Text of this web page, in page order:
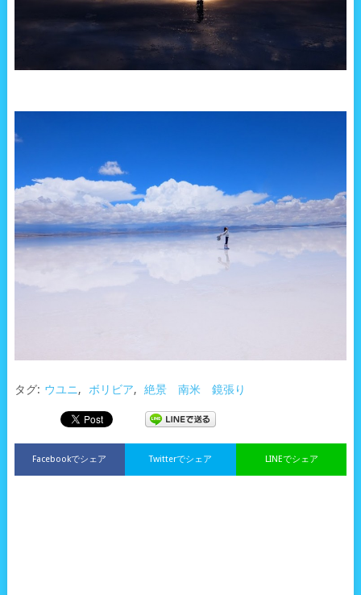
タグ: ウユニ, ボリビア, 絶景 南米 鏡張り
Facebookでシェア LINEでシェア
Twitterでシェア